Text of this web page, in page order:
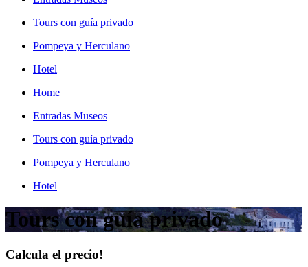
Tours con guía privado
Pompeya y Herculano
Hotel
Home
Entradas Museos
Tours con guía privado
Pompeya y Herculano
Hotel
Tours con guía privado
Calcula el precio!